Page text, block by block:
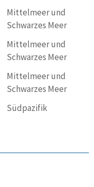
Mittelmeer und
Schwarzes Meer
Mittelmeer und
Schwarzes Meer
Mittelmeer und
Schwarzes Meer
Südpazifik